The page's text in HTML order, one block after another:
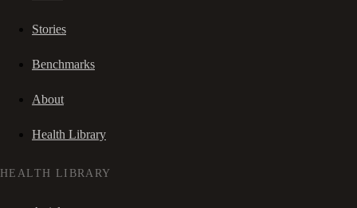
Stories
Benchmarks
About
Health Library
HEALTH LIBRARY